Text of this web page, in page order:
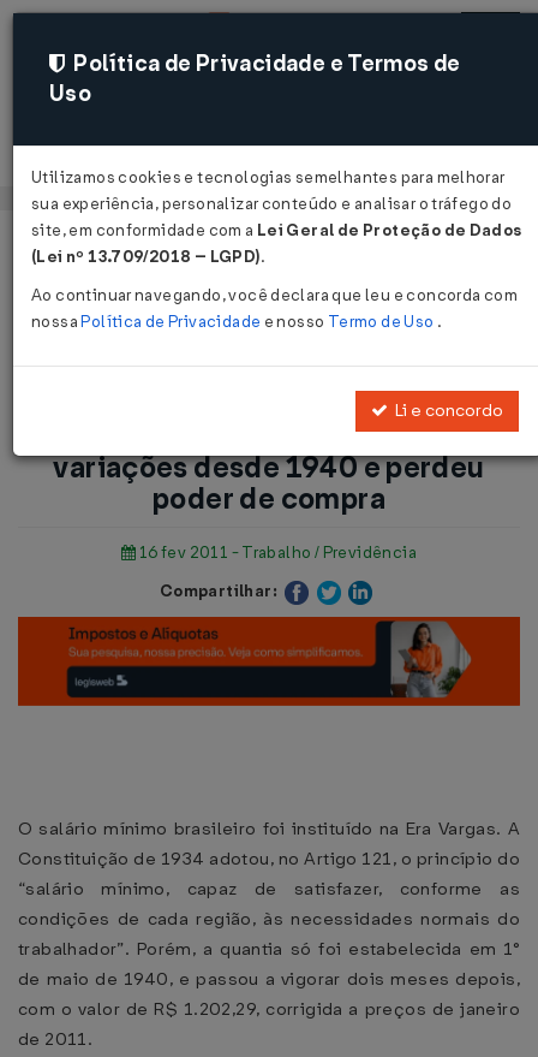
Acessar
Página Inicial
Notícias
perdeu poder de compra...
Voltar
Salário mínimo sofreu diversas
variações desde 1940 e perdeu
poder de compra
16 fev 2011 - Trabalho / Previdência
Compartilhar:
O salário mínimo brasileiro foi instituído na Era Vargas. A
Constituição de 1934 adotou, no Artigo 121, o princípio do
“salário mínimo, capaz de satisfazer, conforme as
condições de cada região, às necessidades normais do
trabalhador”. Porém, a quantia só foi estabelecida em 1°
de maio de 1940, e passou a vigorar dois meses depois,
com o valor de R$ 1.202,29, corrigida a preços de janeiro
de 2011.
Política de Privacidade e Termos de
Uso
Utilizamos cookies e tecnologias semelhantes para melhorar
sua experiência, personalizar conteúdo e analisar o tráfego do
site, em conformidade com a Lei Geral de Proteção de Dados
(Lei nº 13.709/2018 – LGPD).
Ao continuar navegando, você declara que leu e concorda com
nossaPolítica de Privacidade e nosso Termo de Uso .
Li e concordo